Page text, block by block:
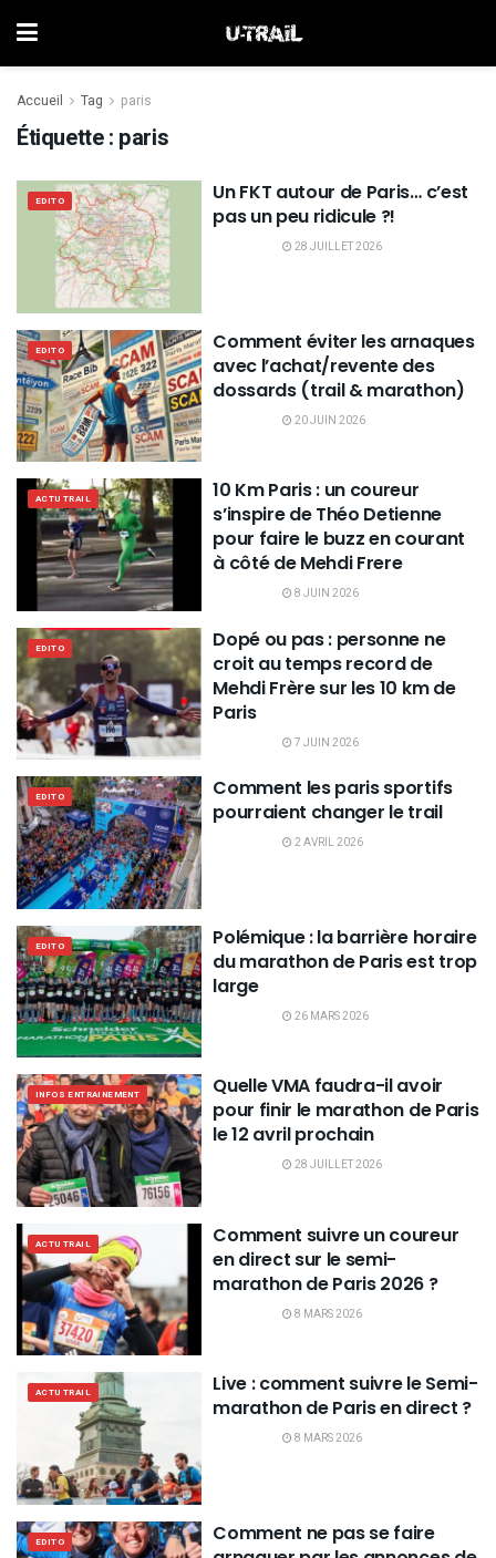
Accueil Tag paris
Étiquette : paris
EDITO
Un FKT autour de Paris… c’est
pas un peu ridicule ?!
28 JUILLET 2026
EDITO
Comment éviter les arnaques
avec l’achat/revente des
dossards (trail & marathon)
20 JUIN 2026
ACTU TRAIL
10 Km Paris : un coureur
s’inspire de Théo Detienne
pour faire le buzz en courant
à côté de Mehdi Frere
8 JUIN 2026
EDITO
Dopé ou pas : personne ne
croit au temps record de
Mehdi Frère sur les 10 km de
Paris
7 JUIN 2026
EDITO
Comment les paris sportifs
pourraient changer le trail
2 AVRIL 2026
EDITO
Polémique : la barrière horaire
du marathon de Paris est trop
large
26 MARS 2026
INFOS ENTRAINEMENT
Quelle VMA faudra-il avoir
pour finir le marathon de Paris
le 12 avril prochain
28 JUILLET 2026
ACTU TRAIL
Comment suivre un coureur
en direct sur le semi-
marathon de Paris 2026 ?
8 MARS 2026
ACTU TRAIL
Live : comment suivre le Semi-
marathon de Paris en direct ?
8 MARS 2026
EDITO
Comment ne pas se faire